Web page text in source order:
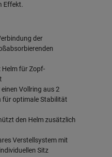
Effekt.
der
für Zopf-
Vollring aus 2
optimale Stabilität
den Helm zusätzlich
Verstellsystem mit
Sitz